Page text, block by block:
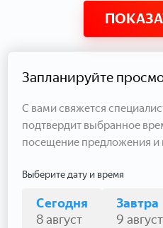
Запланируйте
С вами свяжется
подтвердит выбранное
посещение предложения и
Выберите дату и время
Сегодня
8 август
Завтра
9 август